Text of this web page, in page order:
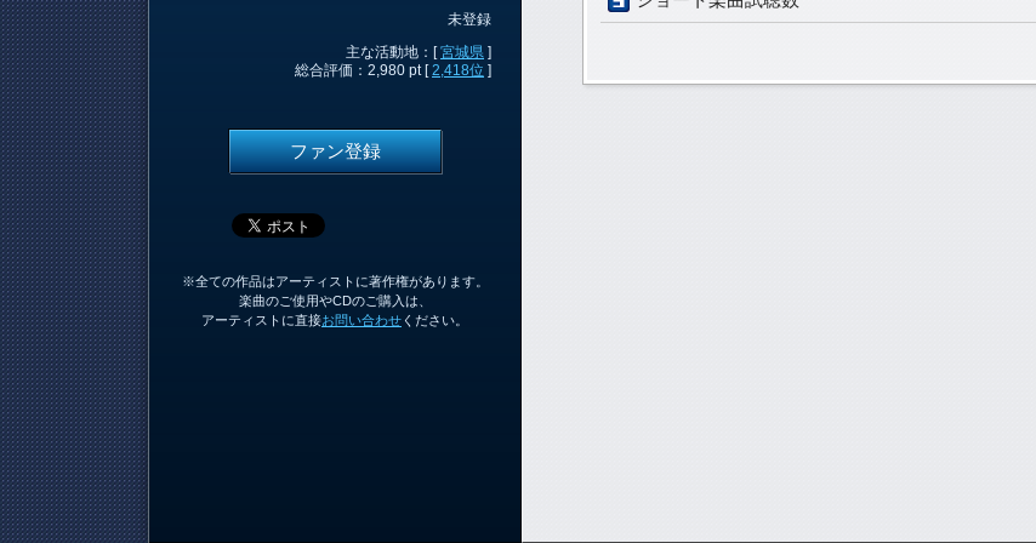
未登録
主な活動地：[宮城県 ]
総合評価：2,980 pt [2,418位 ]
ファン登録
※全ての作品はアーティストに著作権があります。
楽曲のご使用やCDのご購入は、
アーティストに直接お問い合わせ ください。